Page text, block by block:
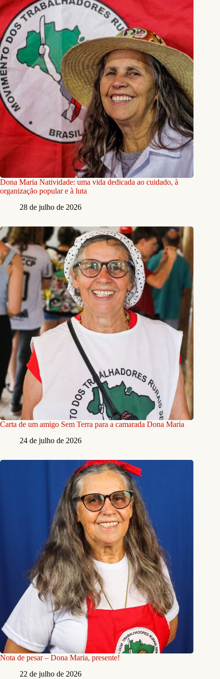
Dona Maria Natividade: uma vida dedicada ao cuidado, à
organização popular e à luta
28 de julho de 2026
Carta de um amigo Sem Terra para a camarada Dona Maria
24 de julho de 2026
Nota de pesar – Dona Maria, presente!
22 de julho de 2026